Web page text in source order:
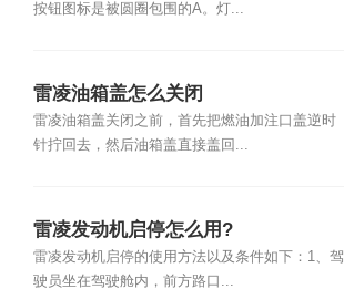
按钮图标是被圆圈包围的A。灯...
雷凌油箱盖怎么关闭
雷凌油箱盖关闭之前，首先把燃油加注口盖逆时
针拧回去，然后油箱盖直接盖回...
雷凌发动机启停怎么用?
雷凌发动机启停的使用方法以及条件如下：1、驾
驶员坐在驾驶舱内，前方路口...